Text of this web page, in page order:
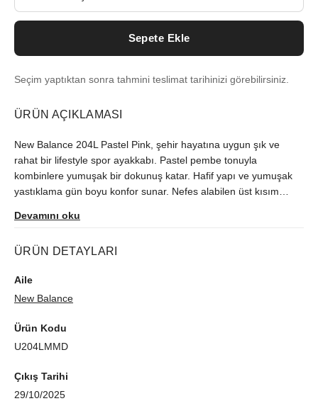
Sepete Ekle
Seçim yaptıktan sonra tahmini teslimat tarihinizi görebilirsiniz.
ÜRÜN AÇIKLAMASI
New Balance 204L Pastel Pink, şehir hayatına uygun şık ve
rahat bir lifestyle spor ayakkabı. Pastel pembe tonuyla
kombinlere yumuşak bir dokunuş katar. Hafif yapı ve yumuşak
yastıklama gün boyu konfor sunar. Nefes alabilen üst kısım
kullanım, yürüyüş ve hafta sonu stiline uyumlu. New Balance
için ideal.
Devamını oku
ÜRÜN DETAYLARI
Aile
New Balance
Ürün Kodu
U204LMMD
Çıkış Tarihi
29/10/2025